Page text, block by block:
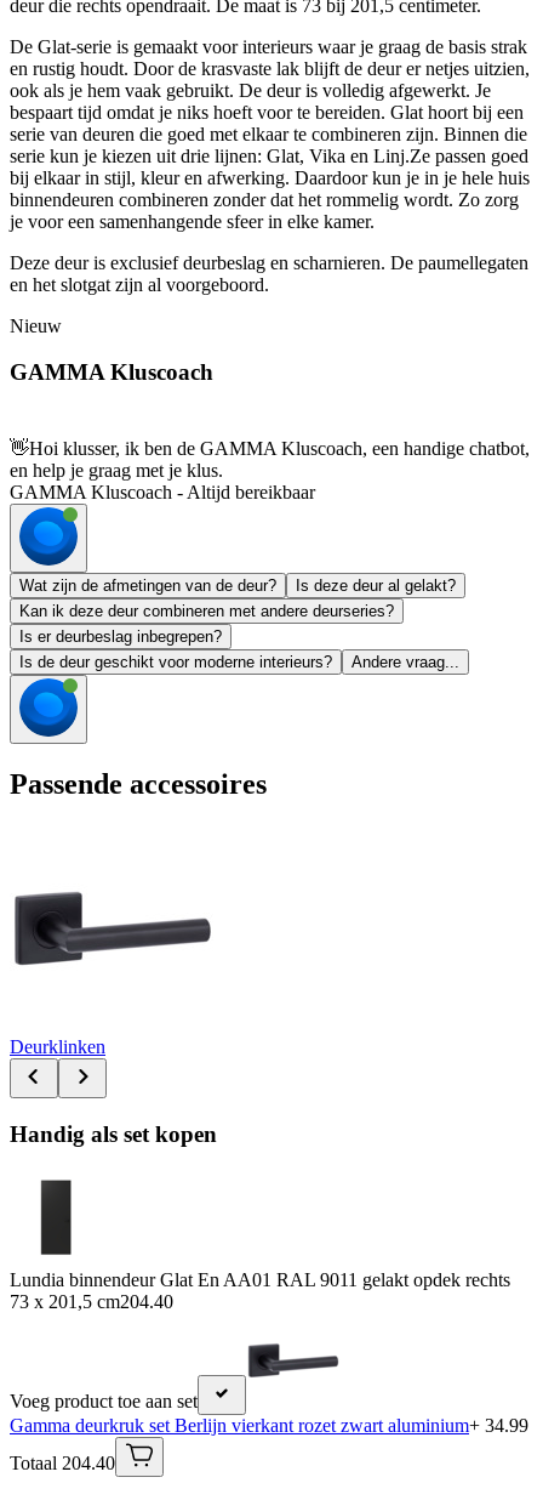
deur die rechts opendraait. De maat is 73 bij 201,5 centimeter.
De Glat-serie is gemaakt voor interieurs waar je graag de basis strak
en rustig houdt. Door de krasvaste lak blijft de deur er netjes uitzien,
ook als je hem vaak gebruikt. De deur is volledig afgewerkt. Je
bespaart tijd omdat je niks hoeft voor te bereiden. Glat hoort bij een
serie van deuren die goed met elkaar te combineren zijn. Binnen die
serie kun je kiezen uit drie lijnen: Glat, Vika en Linj.Ze passen goed
bij elkaar in stijl, kleur en afwerking. Daardoor kun je in je hele huis
binnendeuren combineren zonder dat het rommelig wordt. Zo zorg
je voor een samenhangende sfeer in elke kamer.
Deze deur is exclusief deurbeslag en scharnieren. De paumellegaten
en het slotgat zijn al voorgeboord.
Nieuw
GAMMA Kluscoach
👋Hoi klusser, ik ben de GAMMA Kluscoach, een handige chatbot,
en help je graag met je klus.
GAMMA Kluscoach - Altijd bereikbaar
Wat zijn de afmetingen van de deur?
Is deze deur al gelakt?
Kan ik deze deur combineren met andere deurseries?
Is er deurbeslag inbegrepen?
Is de deur geschikt voor moderne interieurs?
Andere vraag...
Passende accessoires
Deurklinken
Handig als set kopen
Lundia binnendeur Glat En AA01 RAL 9011 gelakt opdek rechts
73 x 201,5 cm204.40
Voeg product toe aan set
Gamma deurkruk set Berlijn vierkant rozet zwart aluminium+ 34.99
Totaal 204.40